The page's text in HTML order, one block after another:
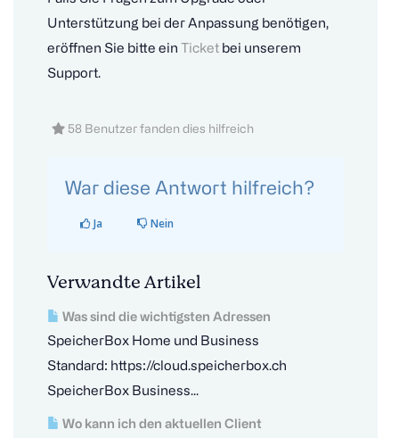
Unterstützung bei der Anpassung benötigen,
eröffnen Sie bitte ein Ticket bei unserem
Support.
58 Benutzer fanden dies hilfreich
War diese Antwort hilfreich?
Ja Nein
Verwandte Artikel
Was sind die wichtigsten Adressen
SpeicherBox Home und Business
Standard: https://cloud.speicherbox.ch
SpeicherBox Business...
Wo kann ich den aktuellen Client